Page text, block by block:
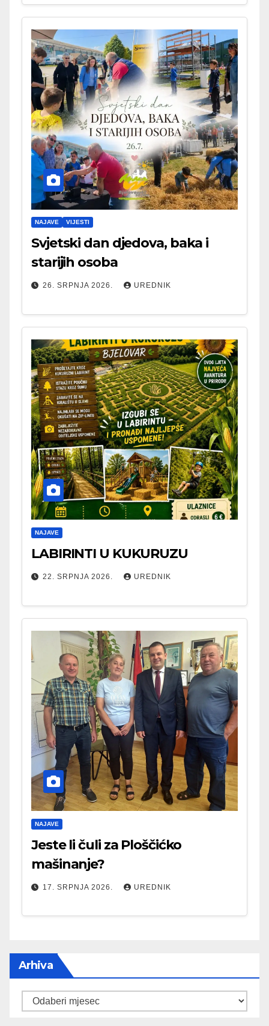
NAJAVE VIJESTI
Svjetski dan djedova, baka i
starijih osoba
26. SRPNJA 2026. UREDNIK
NAJAVE
LABIRINTI U KUKURUZU
22. SRPNJA 2026. UREDNIK
NAJAVE
Jeste li čuli za Ploščićko
mašinanje?
17. SRPNJA 2026. UREDNIK
Arhiva
Arhiva